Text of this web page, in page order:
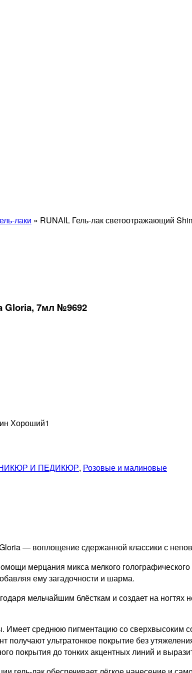
лаки » RUNAIL Гель-лак светоотражающий
Gloria, 7мл №9692
Хороший1
И ПЕДИКЮР, Розовые и малиновые
— воплощение сдержанной классики с
мерцания микса мелкого
ему загадочности и шарма.
мельчайшим блёсткам и создает на
Имеет среднюю пигментацию со сверхвысоким
получают ультратонкое покрытие без
покрытия до тонких акцентных линий и